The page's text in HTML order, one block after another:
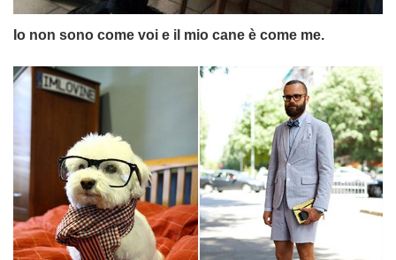
Io non sono come voi e il mio cane è come me.